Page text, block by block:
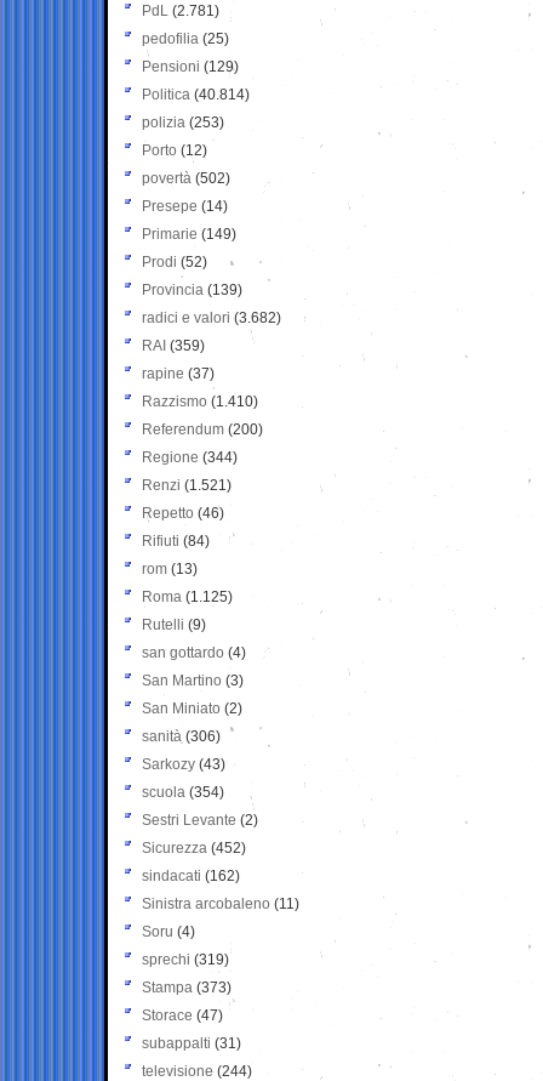
PdL (2.781)
pedofilia (25)
Pensioni (129)
Politica (40.814)
polizia (253)
Porto (12)
povertà (502)
Presepe (14)
Primarie (149)
Prodi (52)
Provincia (139)
radici e valori (3.682)
RAI (359)
rapine (37)
Razzismo (1.410)
Referendum (200)
Regione (344)
Renzi (1.521)
Repetto (46)
Rifiuti (84)
rom (13)
Roma (1.125)
Rutelli (9)
san gottardo (4)
San Martino (3)
San Miniato (2)
sanità (306)
Sarkozy (43)
scuola (354)
Sestri Levante (2)
Sicurezza (452)
sindacati (162)
Sinistra arcobaleno (11)
Soru (4)
sprechi (319)
Stampa (373)
Storace (47)
subappalti (31)
televisione(244)